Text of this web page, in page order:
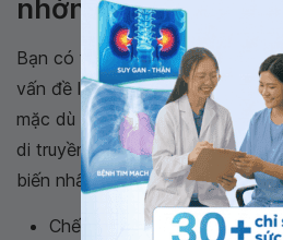
nhờn
Bạn có thể áp dụng nhiều biện
vấn đề liên quan đến làn da vừa
mặc dù nguyên nhân gây nên
di truyền. Dưới đây là một vài
biến nhất:
Chế độ dinh dưỡng: Phần